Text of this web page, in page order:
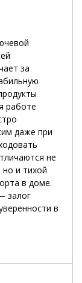
за
работе
даже при
не
и тихой
в доме.
залог
в